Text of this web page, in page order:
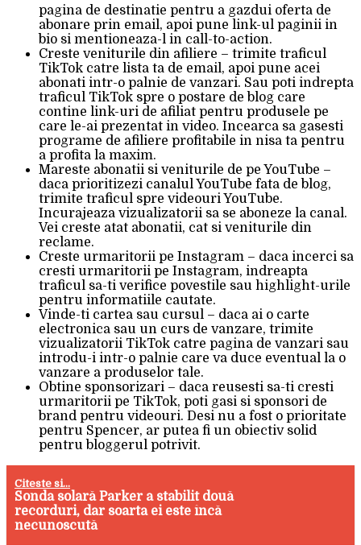
pagina de destinatie pentru a gazdui oferta de
abonare prin email, apoi pune link-ul paginii in
bio si mentioneaza-l in call-to-action.
Creste veniturile din afiliere – trimite traficul
TikTok catre lista ta de email, apoi pune acei
abonati intr-o palnie de vanzari. Sau poti indrepta
traficul TikTok spre o postare de blog care
contine link-uri de afiliat pentru produsele pe
care le-ai prezentat in video. Incearca sa gasesti
programe de afiliere profitabile in nisa ta pentru
a profita la maxim.
Mareste abonatii si veniturile de pe YouTube –
daca prioritizezi canalul YouTube fata de blog,
trimite traficul spre videouri YouTube.
Incurajeaza vizualizatorii sa se aboneze la canal.
Vei creste atat abonatii, cat si veniturile din
reclame.
Creste urmaritorii pe Instagram – daca incerci sa
cresti urmaritorii pe Instagram, indreapta
traficul sa-ti verifice povestile sau highlight-urile
pentru informatiile cautate.
Vinde-ti cartea sau cursul – daca ai o carte
electronica sau un curs de vanzare, trimite
vizualizatorii TikTok catre pagina de vanzari sau
introdu-i intr-o palnie care va duce eventual la o
vanzare a produselor tale.
Obtine sponsorizari – daca reusesti sa-ti cresti
urmaritorii pe TikTok, poti gasi si sponsori de
brand pentru videouri. Desi nu a fost o prioritate
pentru Spencer, ar putea fi un obiectiv solid
pentru bloggerul potrivit.
Citeste si...
Sonda solară Parker a stabilit două
recorduri, dar soarta ei este încă
necunoscută